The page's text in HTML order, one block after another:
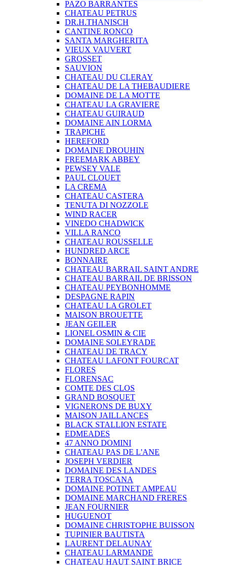
PAZO BARRANTES
CHATEAU PETRUS
DR.H.THANISCH
CANTINE RONCO
SANTA MARGHERITA
VIEUX VAUVERT
GROSSET
SAUVION
CHATEAU DU CLERAY
CHATEAU DE LA THEBAUDIERE
DOMAINE DE LA MOTTE
CHATEAU LA GRAVIERE
CHATEAU GUIRAUD
DOMAINE AIN LORMA
TRAPICHE
HEREFORD
DOMAINE DROUHIN
FREEMARK ABBEY
PEWSEY VALE
PAUL CLOUET
LA CREMA
CHATEAU CASTERA
TENUTA DI NOZZOLE
WIND RACER
VINEDO CHADWICK
VILLA RANCO
CHATEAU ROUSSELLE
HUNDRED ARCE
BONNAIRE
CHATEAU BARRAIL SAINT ANDRE
CHATEAU BARRAIL DE BRISSON
CHATEAU PEYBONHOMME
DESPAGNE RAPIN
CHATEAU LA GROLET
MAISON BROUETTE
JEAN GEILER
LIONEL OSMIN & CIE
DOMAINE SOLEYRADE
CHATEAU DE TRACY
CHATEAU LAFONT FOURCAT
FLORES
FLORENSAC
COMTE DES CLOS
GRAND BOSQUET
VIGNERONS DE BUXY
MAISON JAILLANCES
BLACK STALLION ESTATE
EDMEADES
47 ANNO DOMINI
CHATEAU PAS DE L'ANE
JOSEPH VERDIER
DOMAINE DES LANDES
TERRA TOSCANA
DOMAINE POTINET AMPEAU
DOMAINE MARCHAND FRERES
JEAN FOURNIER
HUGUENOT
DOMAINE CHRISTOPHE BUISSON
TUPINIER BAUTISTA
LAURENT DELAUNAY
CHATEAU LARMANDE
CHATEAU HAUT SAINT BRICE